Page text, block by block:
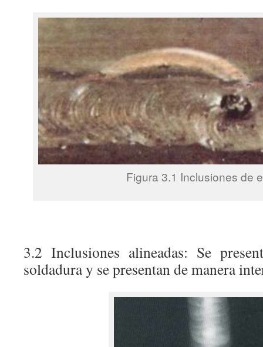
Figura 3.1 Inclusiones de
3.2 Inclusiones alineadas: Se
soldadura y se presentan de manera